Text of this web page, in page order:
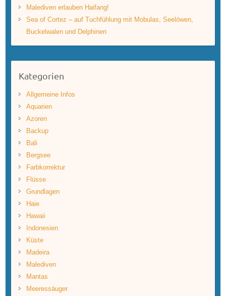
Malediven erlauben Haifang!
Sea of Cortez – auf Tuchfühlung mit Mobulas, Seelöwen,
Buckelwalen und Delphinen
Kategorien
Allgemeine Infos
Aquarien
Azoren
Backup
Bali
Bergsee
Farbkorrektur
Flüsse
Grundlagen
Haie
Hawaii
Indonesien
Küste
Madeira
Malediven
Mantas
Meeressäuger